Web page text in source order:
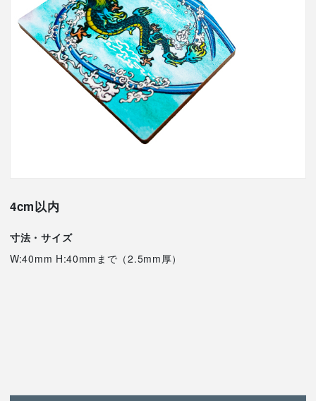
4cm以内
寸法・サイズ
W:40mm H:40mmまで（2.5mm厚）